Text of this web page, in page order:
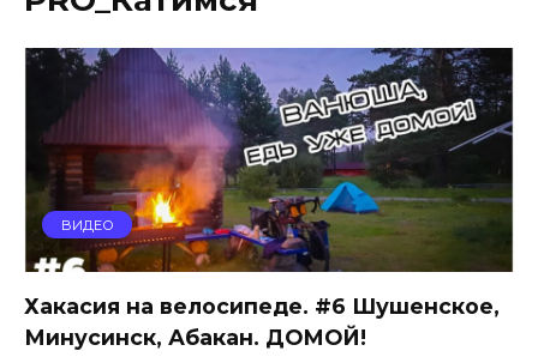
ВИДЕО
Хакасия на велосипеде. #6 Шушенское,
Минусинск, Абакан. ДОМОЙ!